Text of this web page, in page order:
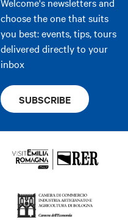
choose the one that suits
you best: events, tips, tours
delivered directly to your
inbox
SUBSCRIBE